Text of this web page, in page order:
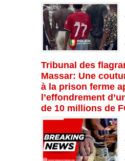
Tribunal des
Massar: Une
à la prison ferme
l’effondrement
de 10 millions de